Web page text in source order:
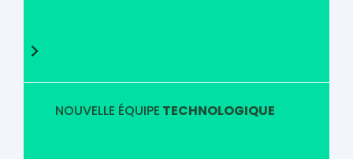
NOUVELLE ÉQUIPE TECHNOLOGIQUE